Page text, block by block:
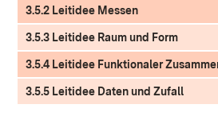
3.5.2 Leitidee Messen
3.5.3 Leitidee Raum und Form
3.5.4 Leitidee Funktionaler
3.5.5 Leitidee Daten und Zufall